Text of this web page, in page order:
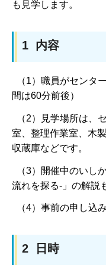
も見学します。
1 内容
（1）職員がセンタ
間は60分前後）
（2）見学場所は、
室、整理作業室、木
収蔵庫などです。
（3）開催中のいし
流れを探る-」の解説
（4）事前の申し込
2 日時